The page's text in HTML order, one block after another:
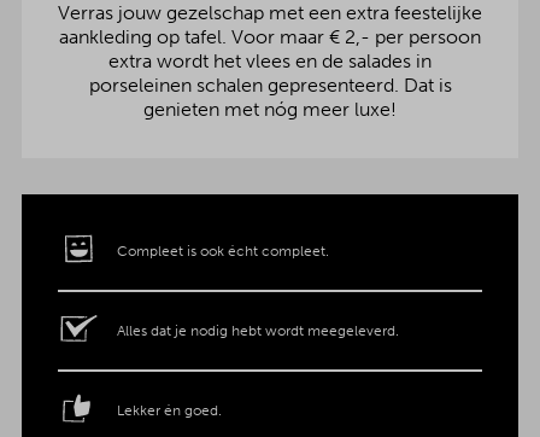
Verras jouw gezelschap met een extra feestelijke
aankleding op tafel. Voor maar € 2,- per persoon
extra wordt het vlees en de salades in
porseleinen schalen gepresenteerd. Dat is
genieten met nóg meer luxe!
Compleet is ook écht compleet.
Alles dat je nodig hebt wordt meegeleverd.
Lekker én goed.